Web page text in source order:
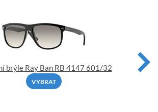
brýle Ray Ban RB 4147 601/32
VYBRAT